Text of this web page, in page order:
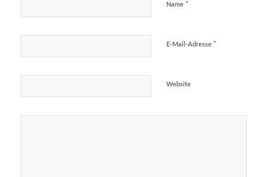
Name *
E-Mail-Adresse *
Website